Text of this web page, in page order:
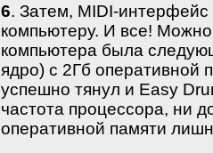
6. Затем, MIDI-
компьютеру. И все!
компьютера была
ядро) с 2Гб оперативной
успешно тянул и Easy
частота процессора, ни
оперативной памяти